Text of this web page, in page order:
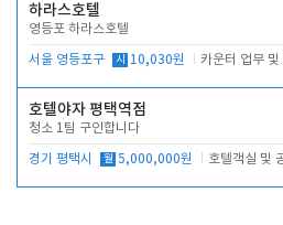
하라스호텔
영등포 하라스호텔
서울 영등포구 시 10,030원
호텔야자 평택역점
청소 1팀 구인합니다
경기 평택시 월 5,000,000원